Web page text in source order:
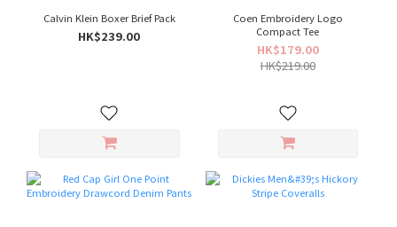
Calvin Klein Boxer Brief Pack
HK$239.00
Coen Embroidery Logo
Compact Tee
HK$179.00
HK$219.00